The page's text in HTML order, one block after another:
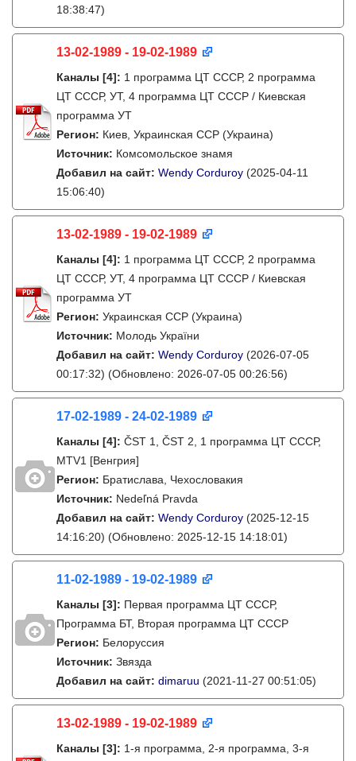
18:38:47)
13-02-1989 - 19-02-1989
Каналы [4]: 1 программа ЦТ СССР, 2 программа
ЦТ СССР, УТ, 4 программа ЦТ СССР / Киевская
программа УТ
Регион: Киев, Украинская ССР (Украина)
Источник: Комсомольское знамя
Добавил на сайт: Wendy Corduroy (2025-04-11
15:06:40)
13-02-1989 - 19-02-1989
Каналы [4]: 1 программа ЦТ СССР, 2 программа
ЦТ СССР, УТ, 4 программа ЦТ СССР / Киевская
программа УТ
Регион: Украинская ССР (Украина)
Источник: Молодь України
Добавил на сайт: Wendy Corduroy (2026-07-05
00:17:32) (Обновлено: 2026-07-05 00:26:56)
17-02-1989 - 24-02-1989
Каналы [4]: ČST 1, ČST 2, 1 программа ЦТ СССР,
MTV1 [Венгрия]
Регион: Братислава, Чехословакия
Источник: Nedeľná Pravda
Добавил на сайт: Wendy Corduroy (2025-12-15
14:16:20) (Обновлено: 2025-12-15 14:18:01)
11-02-1989 - 19-02-1989
Каналы [3]: Первая программа ЦТ СССР,
Программа БТ, Вторая программа ЦТ СССР
Регион: Белоруссия
Источник: Звязда
Добавил на сайт: dimaruu (2021-11-27 00:51:05)
13-02-1989 - 19-02-1989
Каналы [3]: 1-я программа, 2-я программа, 3-я